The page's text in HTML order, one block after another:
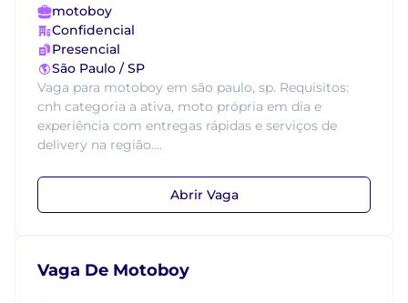
motoboy
Confidencial
Presencial
São Paulo / SP
Vaga para motoboy em são paulo, sp. Requisitos:
cnh categoria a ativa, moto própria em dia e
experiência com entregas rápidas e serviços de
delivery na região....
Abrir Vaga
Vaga De Motoboy